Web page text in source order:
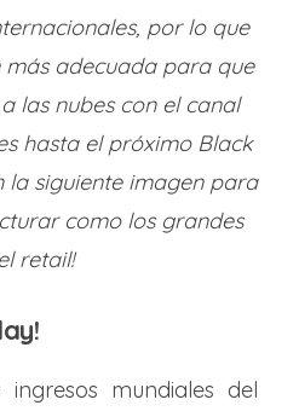
por lo que
más adecuada para que
las nubes con el canal
hasta el próximo Black
la siguiente imagen para
como los grandes
retail!
ingresos mundiales del